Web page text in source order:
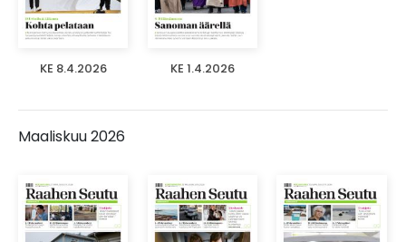
KE 8.4.2026 KE 1.4.2026
Maaliskuu 2026